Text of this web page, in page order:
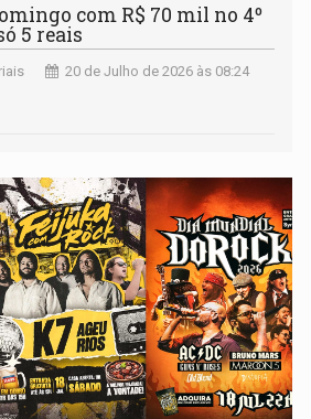
com R$ 70 mil no 4º
5 reais
20 de Julho de 2026 às 08:24